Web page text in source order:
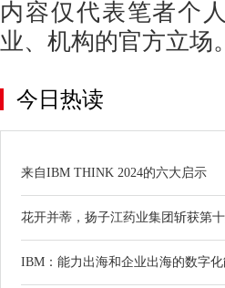
内容仅代表笔者个
业、机构的官方立场。
今日热读
来自IBM THINK 2024的六大启示
花开并蒂，扬子江药业集团斩获第
IBM：能力出海和企业出海的数字化